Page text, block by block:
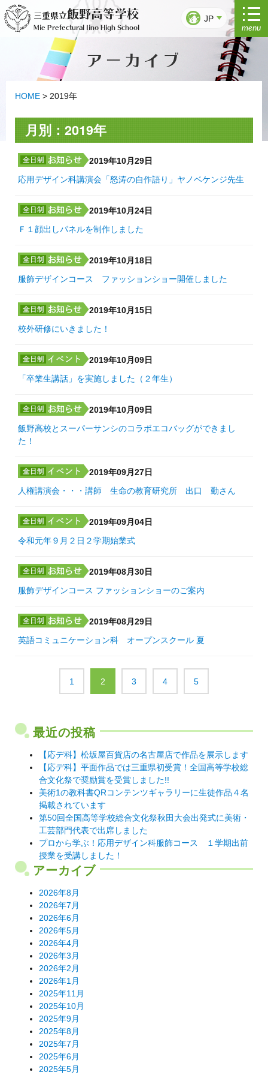
ン
三重県立飯野高等学校
Mie Prefectural Iino High School
JP
menu
アーカイブ
HOME > 2019年
月別：2019年
2019年10月29日
応用デザイン科講演会「怒涛の自作語り」ヤノベケンジ先生
2019年10月24日
Ｆ１顔出しパネルを制作しました
2019年10月18日
服飾デザインコース ファッションショー開催しました
2019年10月15日
校外研修にいきました！
2019年10月09日
「卒業生講話」を実施しました（２年生）
2019年10月09日
飯野高校とスーパーサンシのコラボエコバッグができまし
た！
2019年09月27日
人権講演会・・・講師 生命の教育研究所 出口 勤さん
2019年09月04日
令和元年９月２日２学期始業式
2019年08月30日
服飾デザインコース ファッションショーのご案内
2019年08月29日
英語コミュニケーション科 オープンスクール 夏
1 2 3 4 5
最近の投稿
【応デ科】松坂屋百貨店の名古屋店で作品を展示します
【応デ科】平面作品では三重県初受賞！全国高等学校総
合文化祭で奨励賞を受賞しました!!
美術1の教科書QRコンテンツギャラリーに生徒作品４名
掲載されています
第50回全国高等学校総合文化祭秋田大会出発式に美術・
工芸部門代表で出席しました
プロから学ぶ！応用デザイン科服飾コース １学期出前
授業を受講しました！
アーカイブ
2026年8月
2026年7月
2026年6月
2026年5月
2026年4月
2026年3月
2026年2月
2026年1月
2025年11月
2025年10月
2025年9月
2025年8月
2025年7月
2025年6月
2025年5月